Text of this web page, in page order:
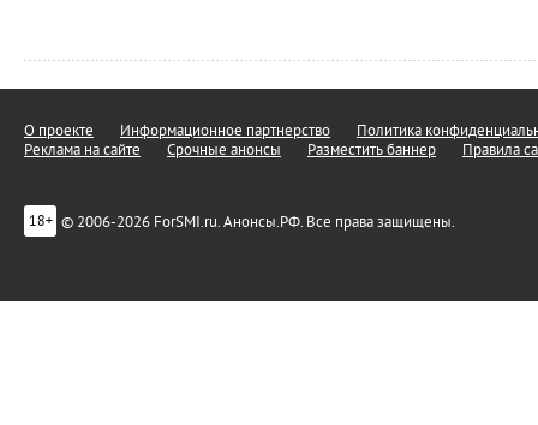
О проекте Информационное партнерство
Политика
Реклама на сайте
Срочные анонсы Разместить баннер Правила
18+ © 2006-2026 ForSMI.ru. Анонсы.РФ. Все права защищены.